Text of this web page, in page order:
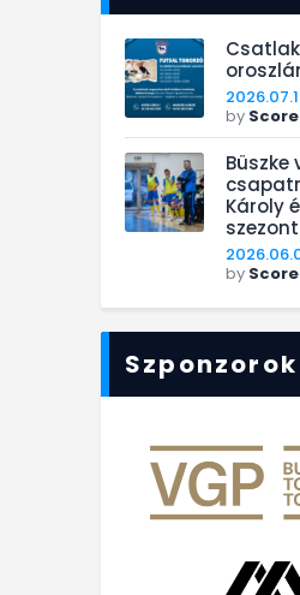
by
Büszke
Károly
szezont
by
Szponzorok